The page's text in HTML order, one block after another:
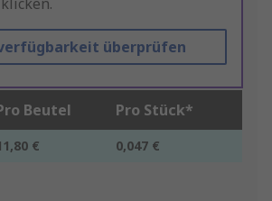
überprüfen
Beutel Pro Stück*
€ 0,047 €